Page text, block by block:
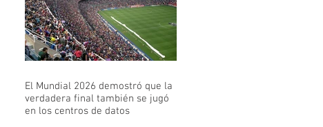
mantiene firme y en expansión
bajo el liderazgo del Instituto
Distrital de las Artes - Idartes.
La programación comenzará el
al Parque en el Parque de los
Novios y se extenderá hasta el
El Mundial 2026 demostró que la
verdadera final también se jugó
en los centros de datos